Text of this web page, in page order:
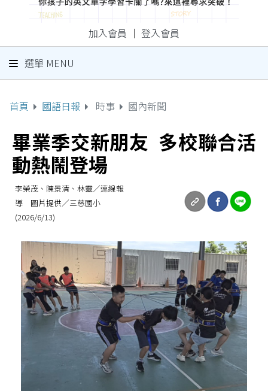
加入會員 ｜ 登入會員
選單 MENU
首頁 國語日報 時事 國內新聞
畢業季交新朋友 多校聯合活
動熱鬧登場
李榮茂、陳景清、林靈／連線報
導 圖片提供／三慈國小
(2026/6/13)